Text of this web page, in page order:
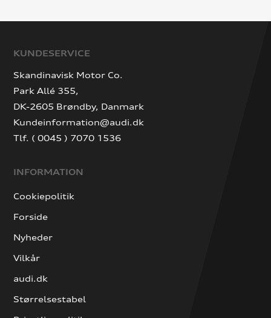
KUNDESERVICE
Skandinavisk Motor Co.
Park Allé 355,
DK-2605 Brøndby, Danmark
Kundeinformation@audi.dk
Tlf. ( 0045 ) 7070 1536
INFORMATION
Cookiepolitik
Forside
Nyheder
Vilkår
audi.dk
Størrelsestabel